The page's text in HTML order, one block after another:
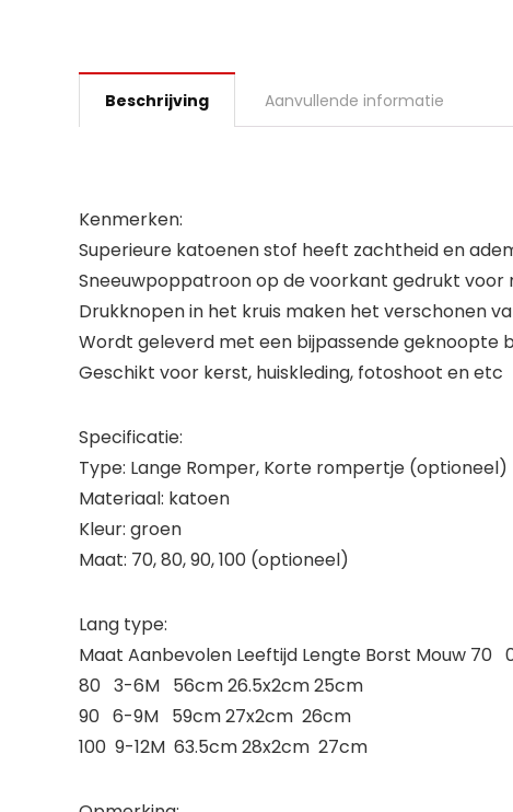
Beschrijving Aanvullende informatie
Kenmerken:
Superieure katoenen stof heeft zachtheid en
Sneeuwpoppatroon op de voorkant gedrukt voor
Drukknopen in het kruis maken het verschonen
Wordt geleverd met een bijpassende geknoopte
Geschikt voor kerst, huiskleding, fotoshoot en etc
Specificatie:
Type: Lange Romper, Korte rompertje (optioneel)
Materiaal: katoen
Kleur: groen
Maat: 70, 80, 90, 100 (optioneel)
Lang type:
Maat Aanbevolen Leeftijd Lengte Borst Mouw
80 3-6M 56cm 26.5x2cm 25cm
90 6-9M 59cm 27x2cm 26cm
100 9-12M 63.5cm 28x2cm 27cm